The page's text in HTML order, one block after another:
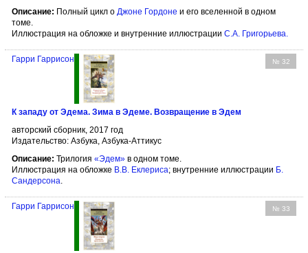
Описание: Полный цикл о Джоне Гордоне и его вселенной в одном
томе.
Иллюстрация на обложке и внутренние иллюстрации С.А. Григорьева.
№ 32
Гарри Гаррисон
К западу от Эдема. Зима в Эдеме. Возвращение в Эдем
авторский сборник, 2017 год
Издательство: Азбука, Азбука-Аттикус
Описание: Трилогия «Эдем» в одном томе.
Иллюстрация на обложке В.В. Еклериса; внутренние иллюстрации Б.
Сандерсона.
№ 33
Гарри Гаррисон